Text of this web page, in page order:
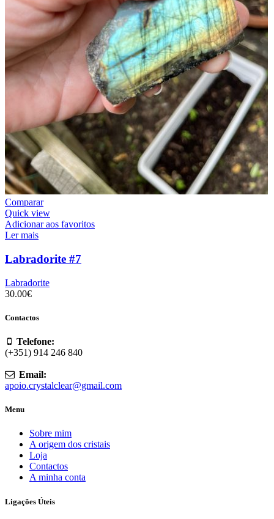
Comparar
Quick view
Adicionar aos favoritos
Ler mais
Labradorite #7
Labradorite
30.00€
Contactos
Telefone:
(+351) 914 246 840
Email:
apoio.crystalclear@gmail.com
Menu
Sobre mim
A origem dos cristais
Loja
Contactos
A minha conta
Ligações Úteis